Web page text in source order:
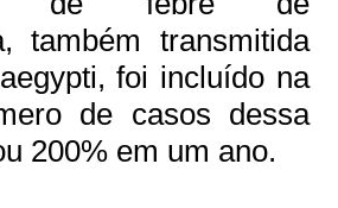
também transmitida
foi incluído na
de casos dessa
200% em um ano.